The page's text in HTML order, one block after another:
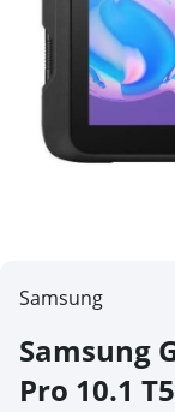
Samsung
Samsung
Pro 10.1